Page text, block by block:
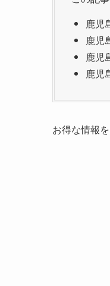
鹿児
鹿児
鹿児
鹿児
お得な情報